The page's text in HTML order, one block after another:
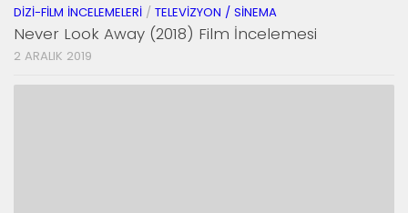
DIZI-FILM İNCELEMELERI / TELEVIZYON / SINEMA
Never Look Away (2018) Film İncelemesi
2 ARALIK 2019